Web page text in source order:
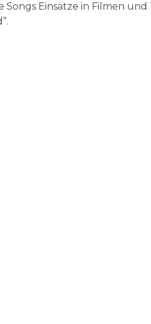
Songs Einsätze in Filmen und